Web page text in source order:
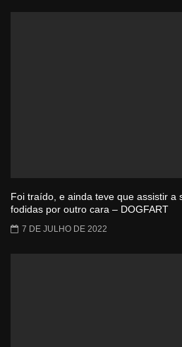
Foi traído, e ainda teve que assistir a
fodidas por outro cara – DOGFART
7 DE JULHO DE 2022